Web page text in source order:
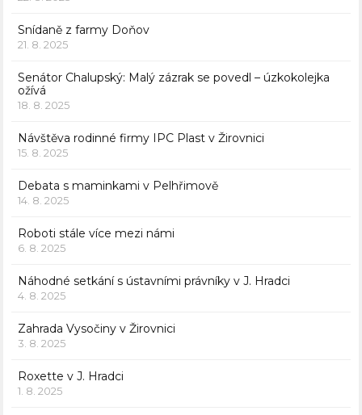
Snídaně z farmy Doňov
21. 8. 2025
Senátor Chalupský: Malý zázrak se povedl – úzkokolejka
ožívá
18. 8. 2025
Návštěva rodinné firmy IPC Plast v Žirovnici
15. 8. 2025
Debata s maminkami v Pelhřimově
14. 8. 2025
Roboti stále více mezi námi
6. 8. 2025
Náhodné setkání s ústavními právníky v J. Hradci
4. 8. 2025
Zahrada Vysočiny v Žirovnici
3. 8. 2025
Roxette v J. Hradci
1. 8. 2025